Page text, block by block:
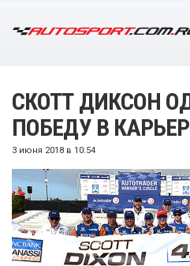
СКОТТ ДИКСОН
ПОБЕДУ В
3 июня 2018 в 10:54